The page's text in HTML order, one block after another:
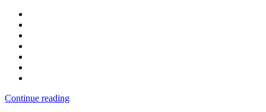
Continue reading